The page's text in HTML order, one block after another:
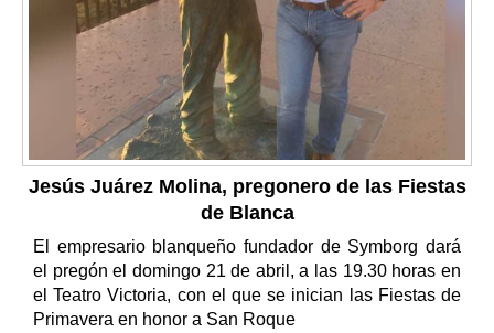
Jesús Juárez Molina, pregonero de las Fiestas
de Blanca
El empresario blanqueño fundador de Symborg dará
el pregón el domingo 21 de abril, a las 19.30 horas en
el Teatro Victoria, con el que se inician las Fiestas de
Primavera en honor a San Roque